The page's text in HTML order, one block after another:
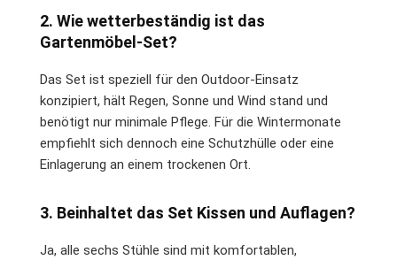
2. Wie wetterbeständig ist das
Gartenmöbel-Set?
Das Set ist speziell für den Outdoor-Einsatz
konzipiert, hält Regen, Sonne und Wind stand und
benötigt nur minimale Pflege. Für die Wintermonate
empfiehlt sich dennoch eine Schutzhülle oder eine
Einlagerung an einem trockenen Ort.
3. Beinhaltet das Set Kissen und Auflagen?
Ja, alle sechs Stühle sind mit komfortablen,